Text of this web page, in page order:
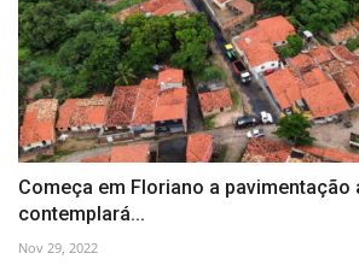
Começa em Floriano a
contemplará...
Nov 29, 2022